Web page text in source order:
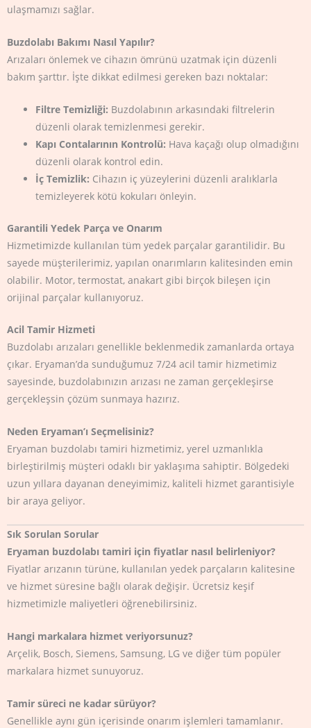
ulaşmamızı sağlar.
Buzdolabı Bakımı Nasıl Yapılır?
Arızaları önlemek ve cihazın ömrünü uzatmak için düzenli
bakım şarttır. İşte dikkat edilmesi gereken bazı noktalar:
Filtre Temizliği: Buzdolabının arkasındaki filtrelerin
düzenli olarak temizlenmesi gerekir.
Kapı Contalarının Kontrolü: Hava kaçağı olup olmadığını
düzenli olarak kontrol edin.
İç Temizlik: Cihazın iç yüzeylerini düzenli aralıklarla
temizleyerek kötü kokuları önleyin.
Garantili Yedek Parça ve Onarım
Hizmetimizde kullanılan tüm yedek parçalar garantilidir. Bu
sayede müşterilerimiz, yapılan onarımların kalitesinden emin
olabilir. Motor, termostat, anakart gibi birçok bileşen için
orijinal parçalar kullanıyoruz.
Acil Tamir Hizmeti
Buzdolabı arızaları genellikle beklenmedik zamanlarda ortaya
çıkar. Eryaman’da sunduğumuz 7/24 acil tamir hizmetimiz
sayesinde, buzdolabınızın arızası ne zaman gerçekleşirse
gerçekleşsin çözüm sunmaya hazırız.
Neden Eryaman’ı Seçmelisiniz?
Eryaman buzdolabı tamiri hizmetimiz, yerel uzmanlıkla
birleştirilmiş müşteri odaklı bir yaklaşıma sahiptir. Bölgedeki
uzun yıllara dayanan deneyimimiz, kaliteli hizmet garantisiyle
bir araya geliyor.
Sık Sorulan Sorular
Eryaman buzdolabı tamiri için fiyatlar nasıl belirleniyor?
Fiyatlar arızanın türüne, kullanılan yedek parçaların kalitesine
ve hizmet süresine bağlı olarak değişir. Ücretsiz keşif
hizmetimizle maliyetleri öğrenebilirsiniz.
Hangi markalara hizmet veriyorsunuz?
Arçelik, Bosch, Siemens, Samsung, LG ve diğer tüm popüler
markalara hizmet sunuyoruz.
Tamir süreci ne kadar sürüyor?
Genellikle aynı gün içerisinde onarım işlemleri tamamlanır.